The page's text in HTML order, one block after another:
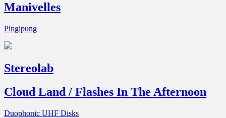
Manivelles
Pingipung
Stereolab
Cloud Land / Flashes In The Afternoon
Duophonic UHF Disks